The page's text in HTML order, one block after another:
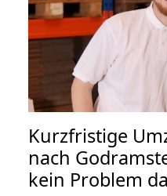
Kurzfristige
nach
kein Problem